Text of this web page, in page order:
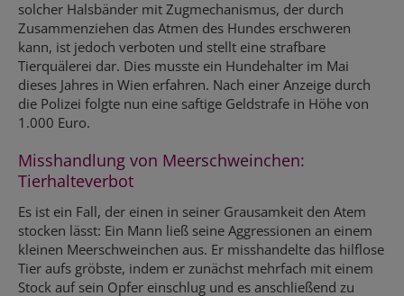
solcher Halsbänder mit Zugmechanismus, der durch
Zusammenziehen das Atmen des Hundes erschweren
kann, ist jedoch verboten und stellt eine strafbare
Tierquälerei dar. Dies musste ein Hundehalter im Mai
dieses Jahres in Wien erfahren. Nach einer Anzeige durch
die Polizei folgte nun eine saftige Geldstrafe in Höhe von
1.000 Euro.
Misshandlung von Meerschweinchen:
Tierhalteverbot
Es ist ein Fall, der einen in seiner Grausamkeit den Atem
stocken lässt: Ein Mann ließ seine Aggressionen an einem
kleinen Meerschweinchen aus. Er misshandelte das hilflose
Tier aufs gröbste, indem er zunächst mehrfach mit einem
Stock auf sein Opfer einschlug und es anschließend zu